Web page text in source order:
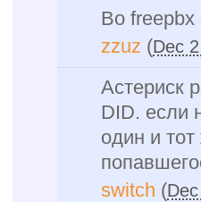
Во freepbx
zzuz (Dec
Астериск
DID. если
один и
switch (